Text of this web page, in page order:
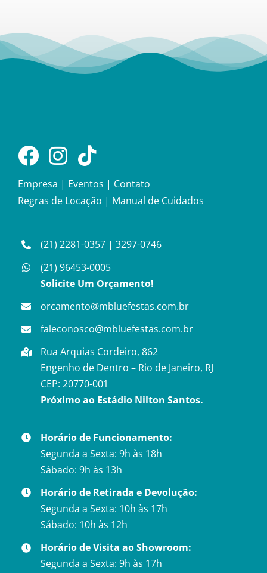
Empresa | Eventos | Contato
Regras de Locação | Manual de Cuidados
(21) 2281-0357 |3297-0746
(21) 96453-0005
Solicite Um Orçamento!
orcamento@mbluefestas.com.br
faleconosco@mbluefestas.com.br
Rua Arquias Cordeiro, 862
Engenho de Dentro – Rio de Janeiro, RJ
CEP: 20770-001
Próximo ao Estádio Nilton Santos.
Horário de Funcionamento:
Segunda a Sexta: 9h às 18h
Sábado: 9h às 13h
Horário de Retirada e Devolução:
Segunda a Sexta: 10h às 17h
Sábado: 10h às 12h
Horário de Visita ao Showroom:
Segunda a Sexta: 9h às 17h